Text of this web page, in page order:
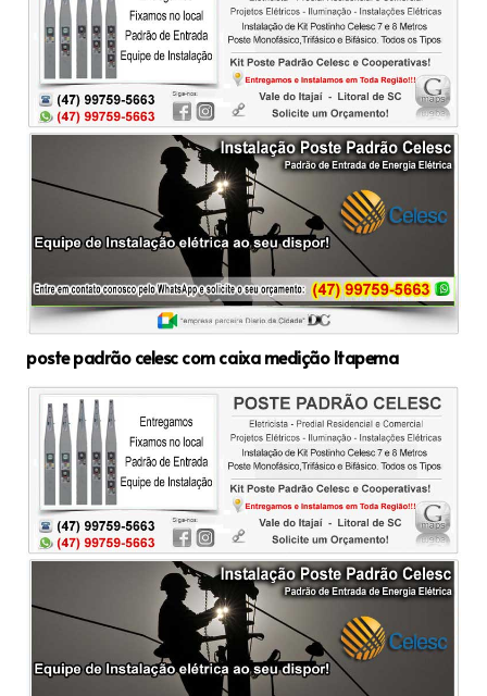
poste padrão celesc com caixa medição Itapema